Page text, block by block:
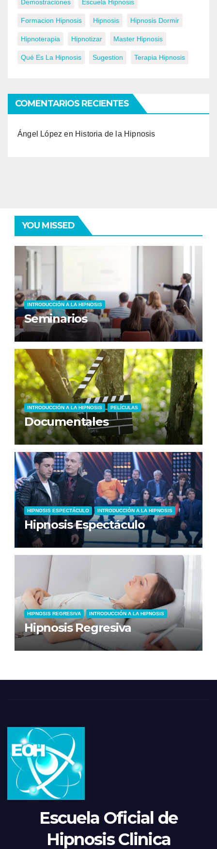
Demostraciones Escuela Hipnosis
Formacion Hipnosis Hipnosis Hipnosis Dormir
Hipnoterapia Hipnotizar Master Hipnosis
Qué Es La Hipnosis Sugestion Terapia Hipnosis
COMENTARIOS RECIENTES
Ángel López en Historia de la Hipnosis
YOU MISSED
INTRODUCCIÓN A LA HIPNOSIS
Seminarios
INTRODUCCIÓN A LA HIPNOSIS PELÍCULAS
Documentales
HIPNOSIS ESPECTÁCULO INTRODUCCIÓN A LA HIPNOSIS
Hipnosis Espectáculo
HIPNOSIS REGRESIVA INTRODUCCIÓN A LA HIPNOSIS
Hipnosis Regresiva
Escuela Oficial de
Hipnosis Clinica